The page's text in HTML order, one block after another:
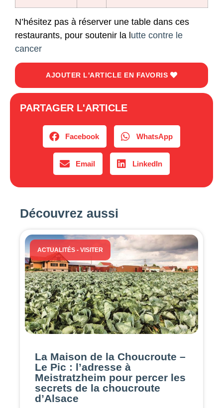
N’hésitez pas à réserver une table dans ces
restaurants, pour soutenir la lutte contre le
cancer
AJOUTER L'ARTICLE EN FAVORIS
PARTAGER L'ARTICLE
Facebook WhatsApp
Email LinkedIn
Découvrez aussi
ACTUALITÉS - VISITER
La Maison de la Choucroute –
Le Pic : l’adresse à
Meistratzheim pour percer les
secrets de la choucroute
d’Alsace